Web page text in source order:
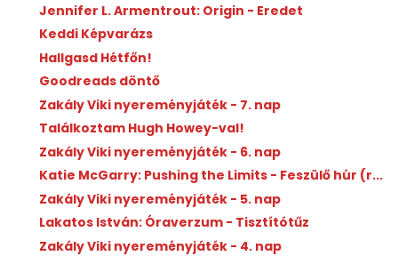
Jennifer L. Armentrout: Origin - Eredet
Keddi Képvarázs
Hallgasd Hétfőn!
Goodreads döntő
Zakály Viki nyereményjáték - 7. nap
Találkoztam Hugh Howey-val!
Zakály Viki nyereményjáték - 6. nap
Katie McGarry: Pushing the Limits - Feszülő húr (r...
Zakály Viki nyereményjáték - 5. nap
Lakatos István: Óraverzum - Tisztítótűz
Zakály Viki nyereményjáték - 4. nap